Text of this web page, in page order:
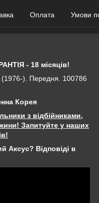
Оплата Умови
- 18 місяців!
). Передня. 100786
Корея
з відбійниками,
Запитуйте у наших
Аксус? Відповіді в